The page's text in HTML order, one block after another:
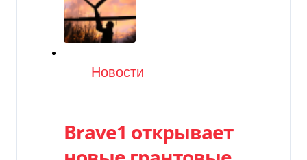
Категория
Новости
Brave1 открывает